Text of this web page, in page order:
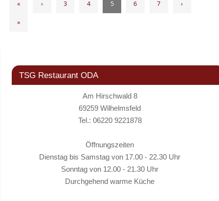
« ‹ 3 4 5 6 7 ›
»
TSG Restaurant ODA
Am Hirschwald 8
69259 Wilhelmsfeld
Tel.: 06220 9221878
Öffnungszeiten
Dienstag bis Samstag von 17.00 - 22.30 Uhr
Sonntag von 12.00 - 21.30 Uhr
Durchgehend warme Küche